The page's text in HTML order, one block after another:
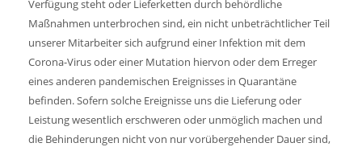
Verfügung steht oder Lieferketten durch behördliche
Maßnahmen unterbrochen sind, ein nicht unbeträchtlicher Teil
unserer Mitarbeiter sich aufgrund einer Infektion mit dem
Corona-Virus oder einer Mutation hiervon oder dem Erreger
eines anderen pandemischen Ereignisses in Quarantäne
befinden. Sofern solche Ereignisse uns die Lieferung oder
Leistung wesentlich erschweren oder unmöglich machen und
die Behinderungen nicht von nur vorübergehender Dauer sind,